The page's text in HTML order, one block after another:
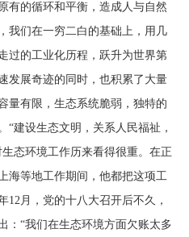
有的循环和平衡，造成人与自然
我们在一穷二白的基础上，用几
过的工业化历程，跃升为世界第
发展奇迹的同时，也积累了大量
量有限，生态系统脆弱，独特的
“建设生态文明，关系人民福祉，
态环境工作历来看得很重。在正
海等地工作期间，他都把这项工
12月，党的十八大召开后不久，
：“我们在生态环境方面欠账太多